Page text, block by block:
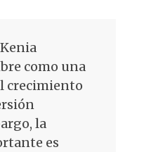
como una
crecimiento
la
es